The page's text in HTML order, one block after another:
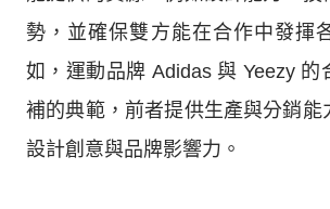
勢，並確保雙方能在合作中發揮
如，運動品牌 Adidas 與 Yeezy 的
補的典範，前者提供生產與分銷能
設計創意與品牌影響力。